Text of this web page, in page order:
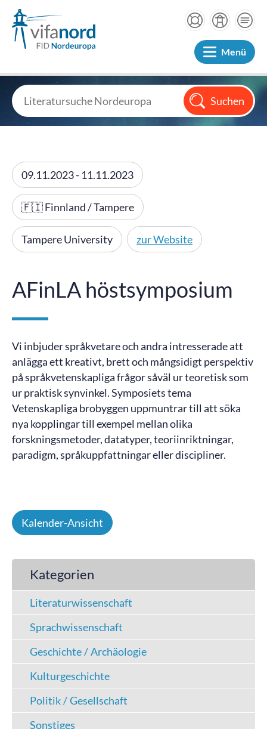
Menü
09.11.2023 - 11.11.2023
🇫🇮 Finnland / Tampere
Tampere University zur Website
AFinLA höstsymposium
Vi inbjuder språkvetare och andra intresserade att
anlägga ett kreativt, brett och mångsidigt perspektiv
på språkvetenskapliga frågor såväl ur teoretisk som
ur praktisk synvinkel. Symposiets tema
Vetenskapliga brobyggen uppmuntrar till att söka
nya kopplingar till exempel mellan olika
forskningsmetoder, datatyper, teoriinriktningar,
paradigm, språkuppfattningar eller discipliner.
Kalender-Ansicht
Kategorien
Literaturwissenschaft
Sprachwissenschaft
Geschichte / Archäologie
Kulturgeschichte
Politik / Gesellschaft
Sonstiges